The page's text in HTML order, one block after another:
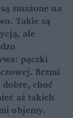
smażone na
Takie są
ale
pączki
Brzmi
choć
aż takich
objemy.